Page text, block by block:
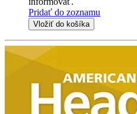
Pridať do zoznamu
Vložiť do košíka